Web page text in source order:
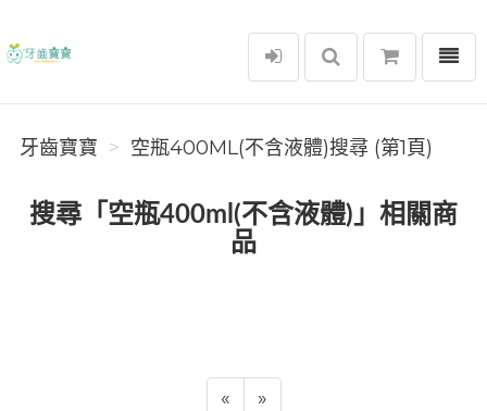
牙齒寶寶
選單
牙齒寶寶 空瓶400ML(不含液體)搜尋 (第1頁)
搜尋「空瓶400ml(不含液體)」相關商
品
« »